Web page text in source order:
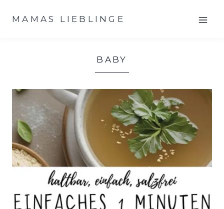
InhaltMAMAS LIEBLINGE
BABY